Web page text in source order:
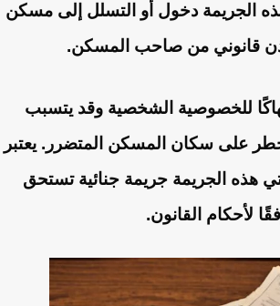
الجريمة دخول أو التسلل إلى مسكن
قانوني من صاحب المسكن.
للخصوصية الشخصية وقد يتسبب
على سكان المسكن المتضرر. يعتبر
هذه الجريمة جريمة جنائية تستحق
لأحكام القانون.